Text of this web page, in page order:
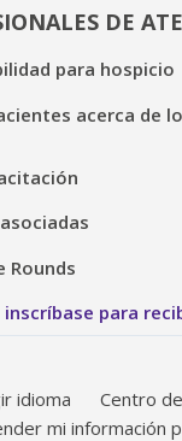
DE
para hospicio
acerca de
Rounds
para
idioma
Centro
mi información